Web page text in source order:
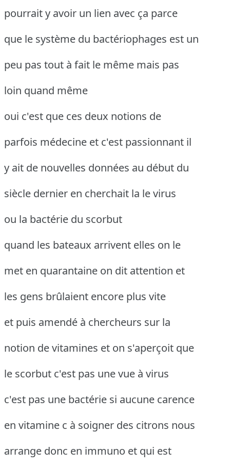
pourrait y avoir un lien avec ça parce
que le système du bactériophages est un
peu pas tout à fait le même mais pas
loin quand même
oui c'est que ces deux notions de
parfois médecine et c'est passionnant il
y ait de nouvelles données au début du
siècle dernier en cherchait la le virus
ou la bactérie du scorbut
quand les bateaux arrivent elles on le
met en quarantaine on dit attention et
les gens brûlaient encore plus vite
et puis amendé à chercheurs sur la
notion de vitamines et on s'aperçoit que
le scorbut c'est pas une vue à virus
c'est pas une bactérie si aucune carence
en vitamine c à soigner des citrons nous
arrange donc en immuno et qui est